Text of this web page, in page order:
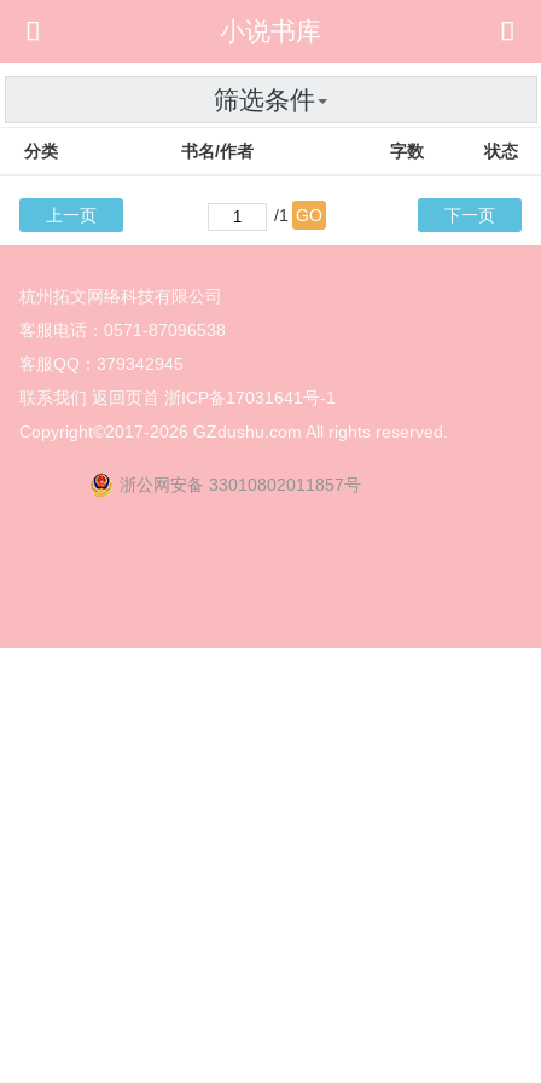
 
小说书库
筛选条件
分类 书名/作者 字数 状态
上一页 /1 GO 下一页
杭州拓文网络科技有限公司
客服电话：0571-87096538
客服QQ：379342945
联系我们 返回页首 浙ICP备17031641号-1
Copyright©2017-2026 GZdushu.com All rights reserved.
浙公网安备 33010802011857号